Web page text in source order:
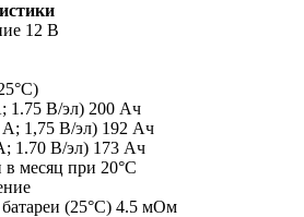
12 В
1.75 В/эл) 200 Ач
А; 1,75 В/эл) 192 Ач
1.70 В/эл) 173 Ач
в месяц при 20°С
(25°С) 4.5 мОм